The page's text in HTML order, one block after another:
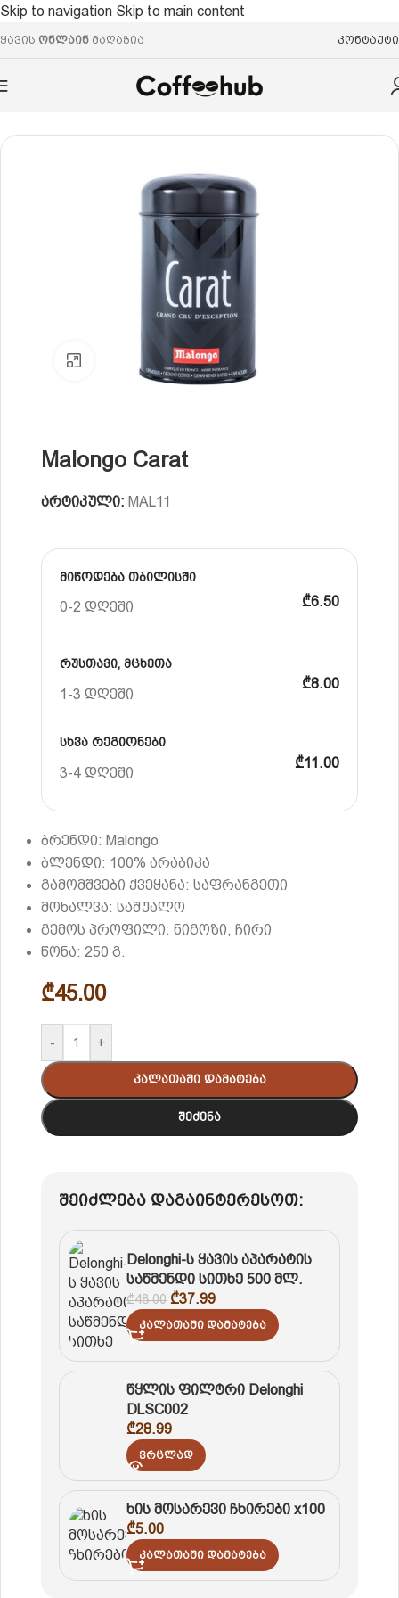
Skip to navigation Skip to main content
ყავის ონლაინ მაღაზია კონტაქტი
Click to enlarge
Malongo Carat
არტიკული: MAL11
მიწოდება თბილისში
0-2 დღეში ₾6.50
რუსთავი, მცხეთა
1-3 დღეში
₾8.00
სხვა რეგიონები
3-4 დღეში
₾11.00
ბრენდი: Malongo
ბლენდი: 100% არაბიკა
გამომშვები ქვეყანა: საფრანგეთი
მოხალვა: საშუალო
გემოს პროფილი: ნიგოზი, ჩირი
წონა: 250 გ.
₾45.00
- +
Კალათაში Დამატება
Შეძენა
შეიძლება დაგაინტერესოთ:
Delonghi-ს ყავის აპარატის
საწმენდი სითხე 500 მლ.
₾48.00 ₾37.99
Კალათაში Დამატება
წყლის ფილტრი Delonghi
DLSC002
₾28.99
Ვრცლად
ხის მოსარევი ჩხირები x100
₾5.00
Კალათაში Დამატება